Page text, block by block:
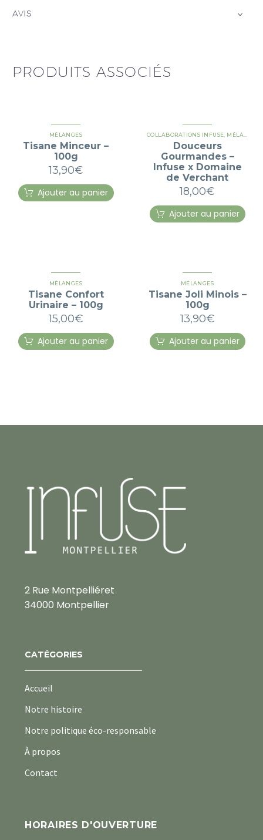
AVIS
PRODUITS ASSOCIÉS
MÉLANGES
Tisane Minceur –
100g
13,90€
Ajouter au panier
COLLABORATIONS INFUSE, MÉLANGES
Douceurs
Gourmandes –
Infuse x Domaine
de Verchant
18,00€
Ajouter au panier
MÉLANGES
Tisane Confort
Urinaire – 100g
15,00€
Ajouter au panier
MÉLANGES
Tisane Joli Minois –
100g
13,90€
Ajouter au panier
2 Rue Montpelliéret
34000 Montpellier
CATÉGORIES
Accueil
Notre histoire
Notre politique éco-responsable
À propos
Contact
HORAIRES D'OUVERTURE